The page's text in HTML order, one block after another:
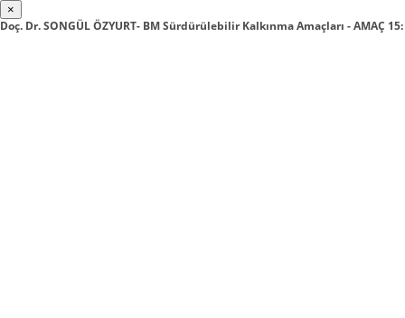
×
Doç. Dr. SONGÜL ÖZYURT- BM Sürdürülebilir Kalkınma Amaçları - AMAÇ 15: